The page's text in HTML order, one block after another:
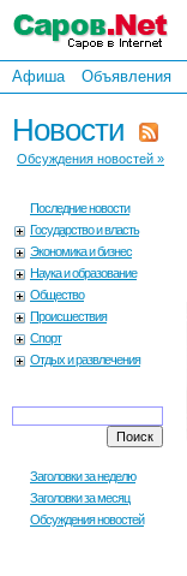
Афиша Объявления
Новости
Обсуждения новостей »
Последние новости
Государство и власть
Экономика и бизнес
Наука и образование
Общество
Происшествия
Спорт
Отдых и развлечения
Заголовки за неделю
Заголовки за месяц
Обсуждения новостей